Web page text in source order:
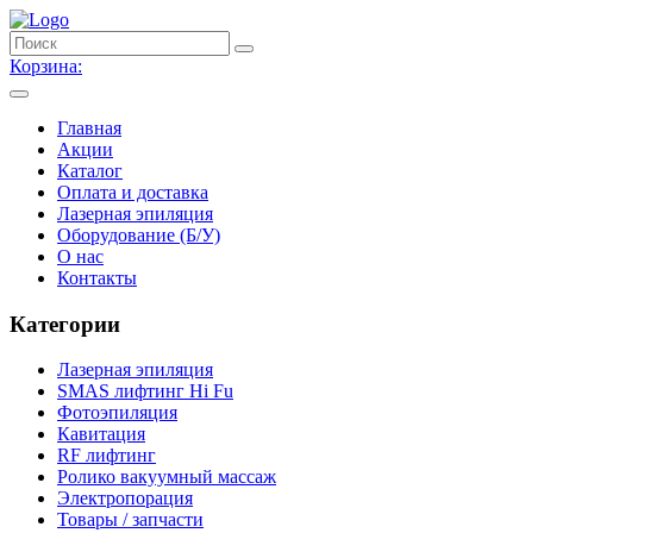
Корзина:
Главная
Акции
Каталог
Оплата и доставка
Лазерная эпиляция
Оборудование (Б/У)
О нас
Контакты
Категории
Лазерная эпиляция
SMAS лифтинг Hi Fu
Фотоэпиляция
Кавитация
RF лифтинг
Ролико вакуумный массаж
Электропорация
Товары / запчасти